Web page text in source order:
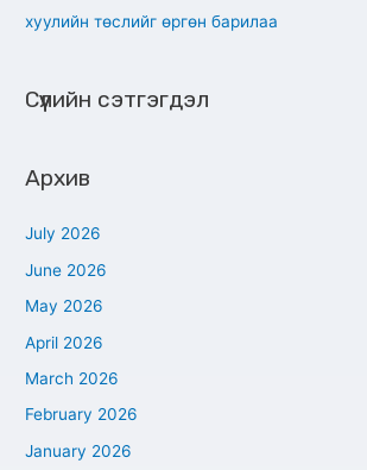
хуулийн төслийг өргөн барилаа
Сүүлийн сэтгэгдэл
Архив
July 2026
June 2026
May 2026
April 2026
March 2026
February 2026
January 2026